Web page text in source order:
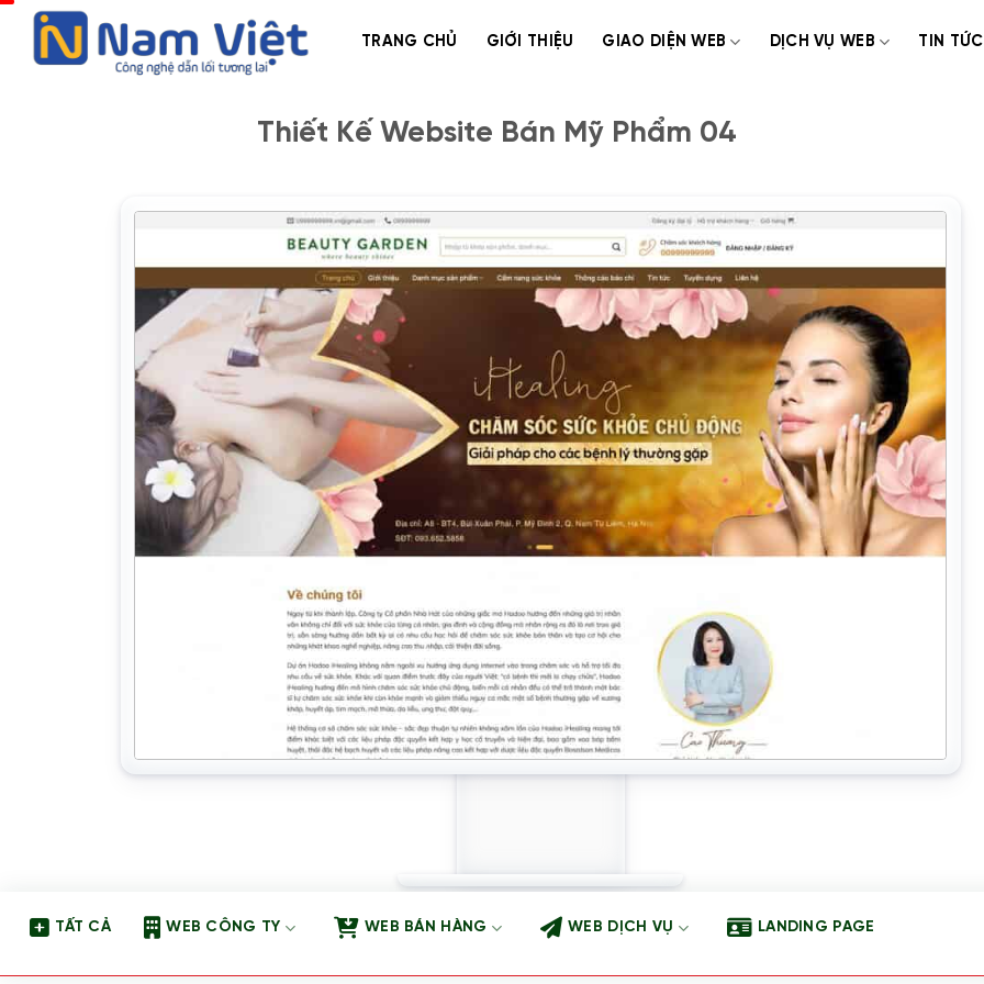
TRANG CHỦ GIỚI THIỆU GIAO DIỆN WEB DỊCH VỤ WEB TIN TỨC
Thiết Kế Website Bán Mỹ Phẩm 04
TẤT CẢ WEB CÔNG TY WEB BÁN HÀNG WEB DỊCH VỤ LANDING PAGE